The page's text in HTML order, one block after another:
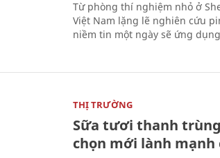
Từ phòng thí nghiệm nhỏ ở
Việt Nam lặng lẽ nghiên cứu
niềm tin một ngày sẽ ứng
THỊ TRƯỜNG
Sữa tươi thanh
chọn mới lành mạnh